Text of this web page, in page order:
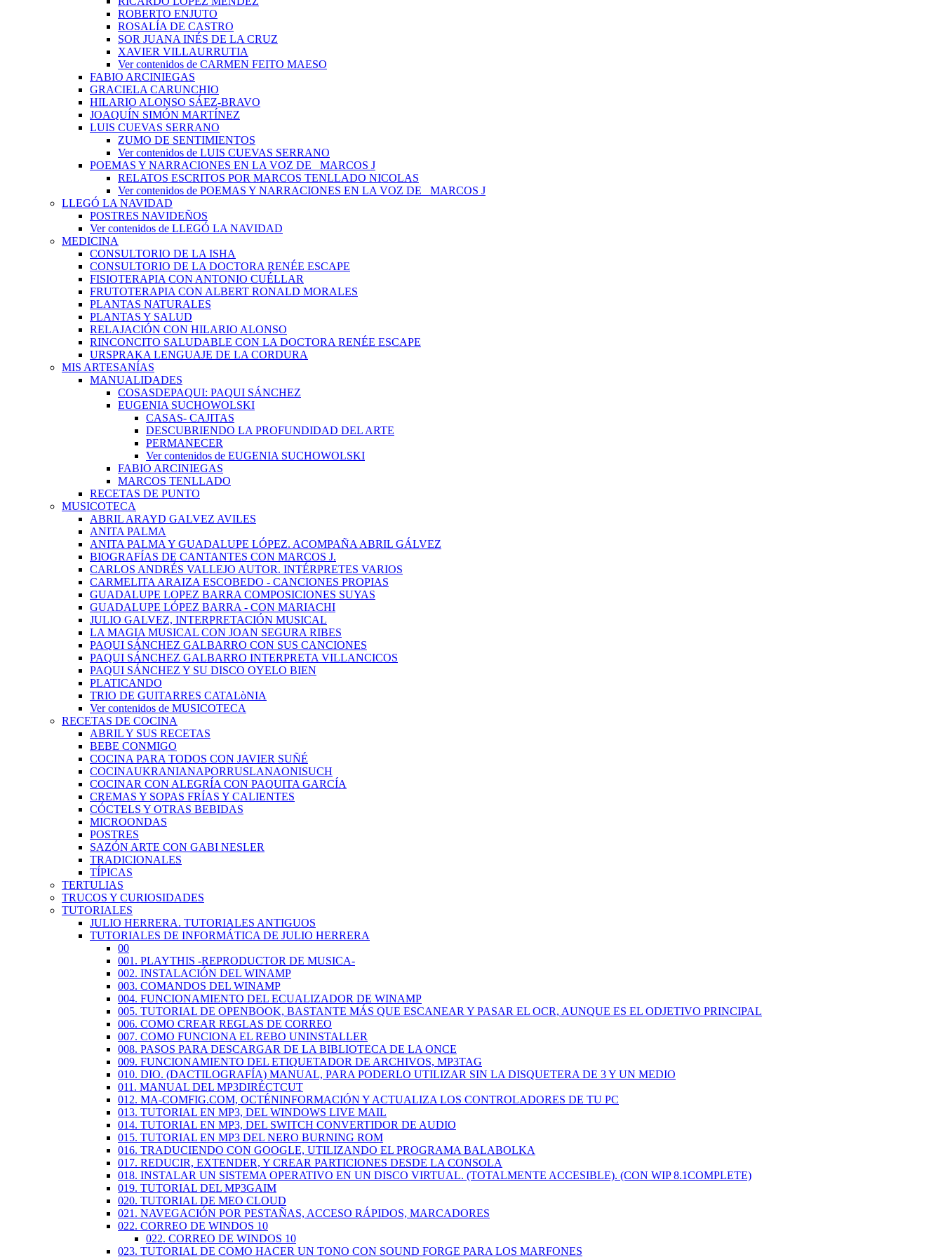
ROBERTO ENJUTO
ROSALÍA DE CASTRO
SOR JUANA INÉS DE LA CRUZ
XAVIER VILLAURRUTIA
Ver contenidos de CARMEN FEITO MAESO
FABIO ARCINIEGAS
GRACIELA CARUNCHIO
HILARIO ALONSO SÁEZ-BRAVO
JOAQUÍN SIMÓN MARTÍNEZ
LUIS CUEVAS SERRANO
ZUMO DE SENTIMIENTOS
Ver contenidos de LUIS CUEVAS SERRANO
POEMAS Y NARRACIONES EN LA VOZ DE _MARCOS J
RELATOS ESCRITOS POR MARCOS TENLLADO NICOLAS
Ver contenidos de POEMAS Y NARRACIONES EN LA VOZ DE _MARCOS J
LLEGÓ LA NAVIDAD
POSTRES NAVIDEÑOS
Ver contenidos de LLEGÓ LA NAVIDAD
MEDICINA
CONSULTORIO DE LA ISHA
CONSULTORIO DE LA DOCTORA RENÉE ESCAPE
FISIOTERAPIA CON ANTONIO CUÉLLAR
FRUTOTERAPIA CON ALBERT RONALD MORALES
PLANTAS NATURALES
PLANTAS Y SALUD
RELAJACIÓN CON HILARIO ALONSO
RINCONCITO SALUDABLE CON LA DOCTORA RENÉE ESCAPE
URSPRAKA LENGUAJE DE LA CORDURA
MIS ARTESANÍAS
MANUALIDADES
COSASDEPAQUI: PAQUI SÁNCHEZ
EUGENIA SUCHOWOLSKI
CASAS- CAJITAS
DESCUBRIENDO LA PROFUNDIDAD DEL ARTE
PERMANECER
Ver contenidos de EUGENIA SUCHOWOLSKI
FABIO ARCINIEGAS
MARCOS TENLLADO
RECETAS DE PUNTO
MUSICOTECA
ABRIL ARAYD GALVEZ AVILES
ANITA PALMA
ANITA PALMA Y GUADALUPE LÓPEZ. ACOMPAÑA ABRIL GÁLVEZ
BIOGRAFÍAS DE CANTANTES CON MARCOS J.
CARLOS ANDRÉS VALLEJO AUTOR. INTÉRPRETES VARIOS
CARMELITA ARAIZA ESCOBEDO - CANCIONES PROPIAS
GUADALUPE LOPEZ BARRA COMPOSICIONES SUYAS
GUADALUPE LÓPEZ BARRA - CON MARIACHI
JULIO GALVEZ, INTERPRETACIÓN MUSICAL
LA MAGIA MUSICAL CON JOAN SEGURA RIBES
PAQUI SÁNCHEZ GALBARRO CON SUS CANCIONES
PAQUI SÁNCHEZ GALBARRO INTERPRETA VILLANCICOS
PAQUI SÁNCHEZ Y SU DISCO OYELO BIEN
PLATICANDO
TRIO DE GUITARRES CATALòNIA
Ver contenidos de MUSICOTECA
RECETAS DE COCINA
ABRIL Y SUS RECETAS
BEBE CONMIGO
COCINA PARA TODOS CON JAVIER SUÑÉ
COCINAUKRANIANAPORRUSLANAONISUCH
COCINAR CON ALEGRÍA CON PAQUITA GARCÍA
CREMAS Y SOPAS FRÍAS Y CALIENTES
CÓCTELS Y OTRAS BEBIDAS
MICROONDAS
POSTRES
SAZÓN ARTE CON GABI NESLER
TRADICIONALES
TÍPICAS
TERTULIAS
TRUCOS Y CURIOSIDADES
TUTORIALES
JULIO HERRERA. TUTORIALES ANTIGUOS
TUTORIALES DE INFORMÁTICA DE JULIO HERRERA
00
001. PLAYTHIS -REPRODUCTOR DE MUSICA-
002. INSTALACIÓN DEL WINAMP
003. COMANDOS DEL WINAMP
004. FUNCIONAMIENTO DEL ECUALIZADOR DE WINAMP
005. TUTORIAL DE OPENBOOK, BASTANTE MÁS QUE ESCANEAR Y PASAR EL OCR, AUNQUE ES EL ODJETIVO PRINCIPAL
006. COMO CREAR REGLAS DE CORREO
007. COMO FUNCIONA EL REBO UNINSTALLER
008. PASOS PARA DESCARGAR DE LA BIBLIOTECA DE LA ONCE
009. FUNCIONAMIENTO DEL ETIQUETADOR DE ARCHIVOS, MP3TAG
010. DIO. (DACTILOGRAFÍA) MANUAL, PARA PODERLO UTILIZAR SIN LA DISQUETERA DE 3 Y UN MEDIO
011. MANUAL DEL MP3DIRÉCTCUT
012. MA-COMFIG.COM, OCTÉNINFORMACIÓN Y ACTUALIZA LOS CONTROLADORES DE TU PC
013. TUTORIAL EN MP3, DEL WINDOWS LIVE MAIL
014. TUTORIAL EN MP3, DEL SWITCH CONVERTIDOR DE AUDIO
015. TUTORIAL EN MP3 DEL NERO BURNING ROM
016. TRADUCIENDO CON GOOGLE, UTILIZANDO EL PROGRAMA BALABOLKA
017. REDUCIR, EXTENDER, Y CREAR PARTICIONES DESDE LA CONSOLA
018. INSTALAR UN SISTEMA OPERATIVO EN UN DISCO VIRTUAL. (TOTALMENTE ACCESIBLE). (CON WIP 8.1COMPLETE)
019. TUTORIAL DEL MP3GAIM
020. TUTORIAL DE MEO CLOUD
021. NAVEGACIÓN POR PESTAÑAS, ACCESO RÁPIDOS, MARCADORES
022. CORREO DE WINDOS 10
022. CORREO DE WINDOS 10
023. TUTORIAL DE COMO HACER UN TONO CON SOUND FORGE PARA LOS MARFONES